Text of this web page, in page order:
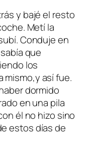
y bajé el resto
Metí la
Conduje en
que
los
mismo,y así fue.
dormido
en una pila
él no hizo sino
estos días de